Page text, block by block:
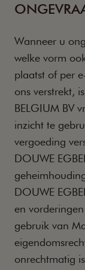
Wanneer u
welke vorm
plaatst of per
ons verstrekt,
BELGIUM BV
inzicht te
vergoeding
DOUWE
DOUWE
en
gebruik van
onrechtmatig